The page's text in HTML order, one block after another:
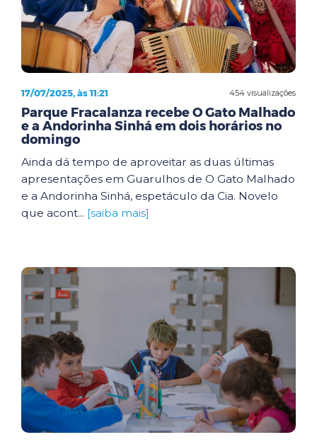
454 visualizações
17/07/2025, às 11:21
Parque Fracalanza recebe O Gato Malhado
e a Andorinha Sinhá em dois horários no
domingo
Ainda dá tempo de aproveitar as duas últimas
apresentações em Guarulhos de O Gato Malhado
e a Andorinha Sinhá, espetáculo da Cia. Novelo
que acont... [saiba mais]